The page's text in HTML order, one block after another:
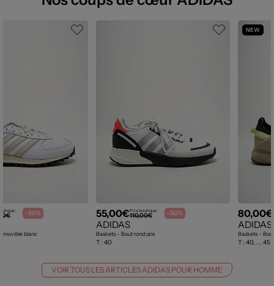
: -50%
blanc
55,00€Prix boutique :
110,00€ -50%
ADIDAS
Baskets - Bout rond gris
T : 40
NEW
80,00€
ADIDAS
Baskets -
T : 40, ... 45
VOIR TOUS LES ARTICLES ADIDAS POUR HOMME